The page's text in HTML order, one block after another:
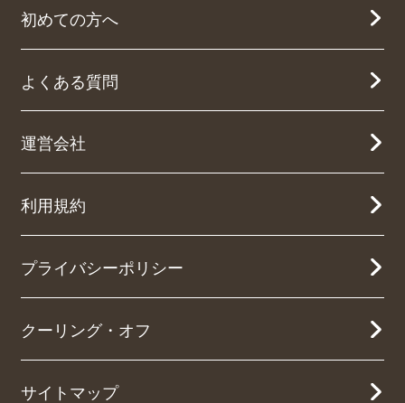
初めての方へ
よくある質問
運営会社
利用規約
プライバシーポリシー
クーリング・オフ
サイトマップ